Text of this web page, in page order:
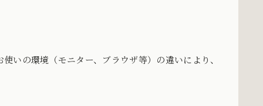
いの環境（モニター、ブラウザ等）の違いにより、